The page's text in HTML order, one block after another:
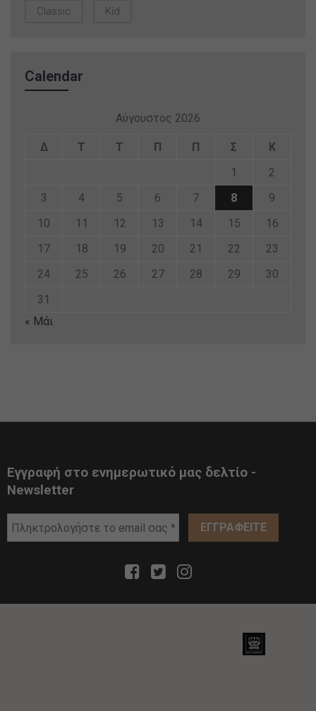
Classic Kid
Calendar
Αύγουστος 2026
Δ Τ Τ Π Π Σ
Κ
1
2
3
4 5 6 7 8
9
10
11 12 13 14 15
16
17
18 19 20 21 22
23
24
25 26 27 28 29
30
31
« Μάι
Εγγραφή στο ενημερωτικό μας δελτίο -
Newsletter